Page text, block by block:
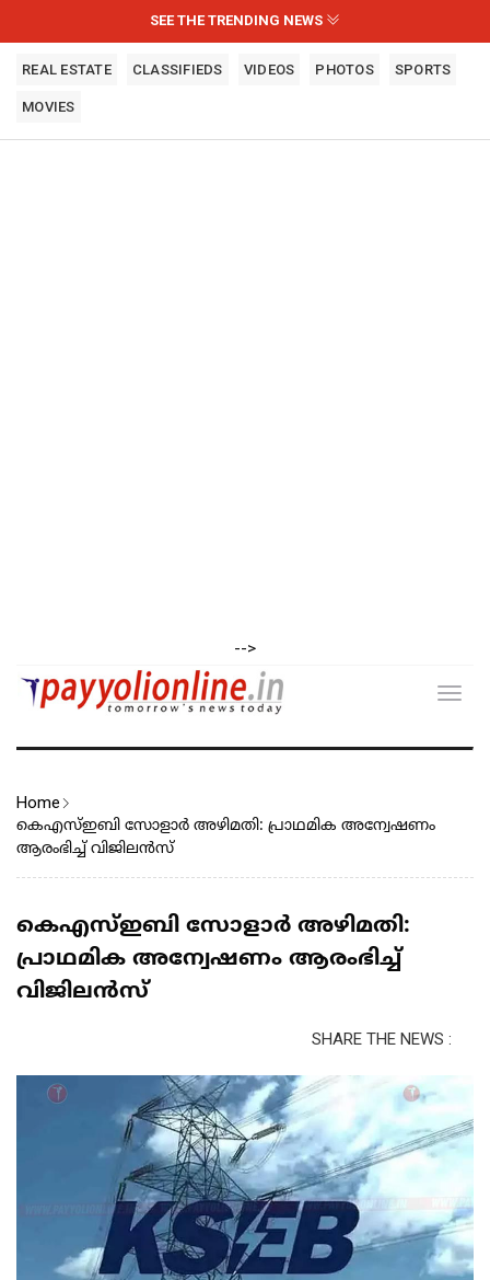
SEE THE TRENDING NEWS
REAL ESTATE CLASSIFIEDS VIDEOS PHOTOS SPORTS
MOVIES
-->
Home
കെഎസ്ഇബി സോളാർ അഴിമതി: പ്രാഥമിക അന്വേഷണം
ആരംഭിച്ച് വിജിലൻസ്
കെഎസ്ഇബി സോളാർ അഴിമതി:
പ്രാഥമിക അന്വേഷണം ആരംഭിച്ച്
വിജിലൻസ്
SHARE THE NEWS :